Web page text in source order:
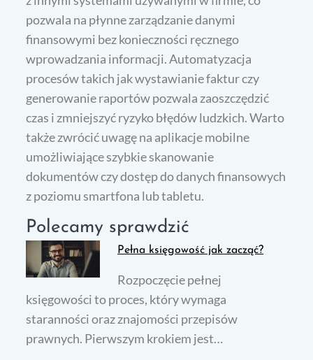
pozwala na płynne zarządzanie danymi
finansowymi bez konieczności ręcznego
wprowadzania informacji. Automatyzacja
procesów takich jak wystawianie faktur czy
generowanie raportów pozwala zaoszczędzić
czas i zmniejszyć ryzyko błędów ludzkich. Warto
także zwrócić uwagę na aplikacje mobilne
umożliwiające szybkie skanowanie
dokumentów czy dostęp do danych finansowych
z poziomu smartfona lub tabletu.
Polecamy sprawdzić
Pełna księgowość jak zacząć?
Rozpoczęcie pełnej
księgowości to proces, który wymaga
staranności oraz znajomości przepisów
prawnych. Pierwszym krokiem jest…